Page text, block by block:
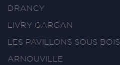
DRANCY
LIVRY GARGAN
LES PAVILLONS SOUS BOIS
ARNOUVILLE